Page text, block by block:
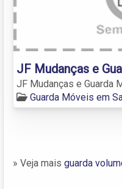
JF Mudanças e
JF Mudanças e Guarda
Guarda Móveis em
» Veja mais guarda